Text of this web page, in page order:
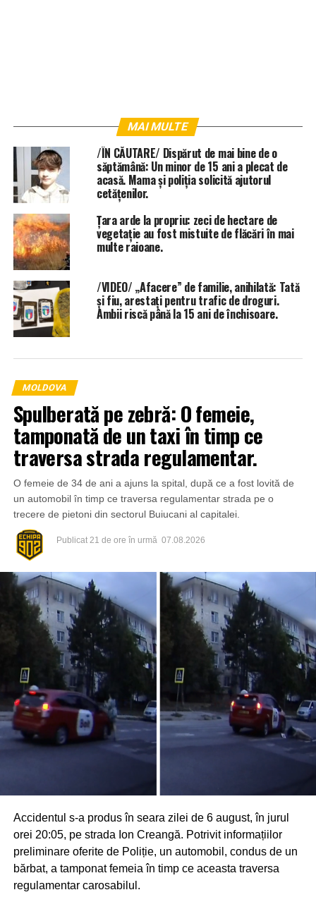
MAI MULTE
/ÎN CĂUTARE/ Dispărut de mai bine de o
săptămână: Un minor de 15 ani a plecat de
acasă. Mama și poliția solicită ajutorul
cetățenilor.
Țara arde la propriu: zeci de hectare de
vegetație au fost mistuite de flăcări în mai
multe raioane.
/VIDEO/ „Afacere” de familie, anihilată: Tată
și fiu, arestați pentru trafic de droguri.
Ambii riscă până la 15 ani de închisoare.
MOLDOVA
Spulberată pe zebră: O femeie,
tamponată de un taxi în timp ce
traversa strada regulamentar.
O femeie de 34 de ani a ajuns la spital, după ce a fost lovită de
un automobil în timp ce traversa regulamentar strada pe o
trecere de pietoni din sectorul Buiucani al capitalei.
Publicat 21 de ore în urmă 07.08.2026
Accidentul s-a produs în seara zilei de 6 august, în jurul
orei 20:05, pe strada Ion Creangă. Potrivit informațiilor
preliminare oferite de Poliție, un automobil, condus de un
bărbat, a tamponat femeia în timp ce aceasta traversa
regulamentar carosabilul.